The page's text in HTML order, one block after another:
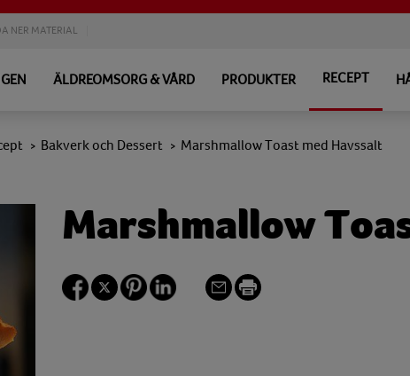
NER MATERIAL
ÄLDREOMSORG & VÅRD PRODUKTER RECEPT
> Bakverk och Dessert > Marshmallow Toast med Havssalt
Marshmallow